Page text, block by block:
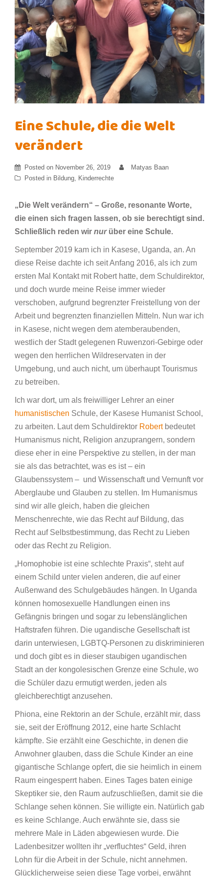
Eine Schule, die die Welt
verändert
Posted on November 26, 2019
Matyas Baan
Posted in Bildung, Kinderrechte
„Die Welt verändern“ – Große, resonante Worte,
die einen sich fragen lassen, ob sie berechtigt sind.
Schließlich reden wir nur über eine Schule.
September 2019 kam ich in Kasese, Uganda, an. An
diese Reise dachte ich seit Anfang 2016, als ich zum
ersten Mal Kontakt mit Robert hatte, dem Schuldirektor,
und doch wurde meine Reise immer wieder
verschoben, aufgrund begrenzter Freistellung von der
Arbeit und begrenzten finanziellen Mitteln. Nun war ich
in Kasese, nicht wegen dem atemberaubenden,
westlich der Stadt gelegenen Ruwenzori-Gebirge oder
wegen den herrlichen Wildreservaten in der
Umgebung, und auch nicht, um überhaupt Tourismus
zu betreiben.
Ich war dort, um als freiwilliger Lehrer an einer
humanistischen Schule, der Kasese Humanist School,
zu arbeiten. Laut dem Schuldirektor Robertbedeutet
Humanismus nicht, Religion anzuprangern, sondern
diese eher in eine Perspektive zu stellen, in der man
sie als das betrachtet, was es ist – ein
Glaubenssystem – und Wissenschaft und Vernunft vor
Aberglaube und Glauben zu stellen. Im Humanismus
sind wir alle gleich, haben die gleichen
Menschenrechte, wie das Recht auf Bildung, das
Recht auf Selbstbestimmung, das Recht zu Lieben
oder das Recht zu Religion.
„Homophobie ist eine schlechte Praxis“, steht auf
einem Schild unter vielen anderen, die auf einer
Außenwand des Schulgebäudes hängen. In Uganda
können homosexuelle Handlungen einen ins
Gefängnis bringen und sogar zu lebenslänglichen
Haftstrafen führen. Die ugandische Gesellschaft ist
darin unterwiesen, LGBTQ-Personen zu diskriminieren
und doch gibt es in dieser staubigen ugandischen
Stadt an der kongolesischen Grenze eine Schule, wo
die Schüler dazu ermutigt werden, jeden als
gleichberechtigt anzusehen.
Phiona, eine Rektorin an der Schule, erzählt mir, dass
sie, seit der Eröffnung 2012, eine harte Schlacht
kämpfte. Sie erzählt eine Geschichte, in denen die
Anwohner glauben, dass die Schule Kinder an eine
gigantische Schlange opfert, die sie heimlich in einem
Raum eingesperrt haben. Eines Tages baten einige
Skeptiker sie, den Raum aufzuschließen, damit sie die
Schlange sehen können. Sie willigte ein. Natürlich gab
es keine Schlange. Auch erwähnte sie, dass sie
mehrere Male in Läden abgewiesen wurde. Die
Ladenbesitzer wollten ihr „verfluchtes“ Geld, ihren
Lohn für die Arbeit in der Schule, nicht annehmen.
Glücklicherweise seien diese Tage vorbei, erwähnt